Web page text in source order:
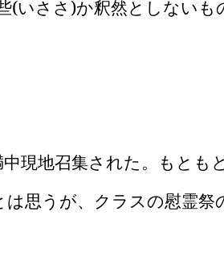
(いささ)か釈然としないも
現地召集された。もとも
思うが、クラスの慰霊祭